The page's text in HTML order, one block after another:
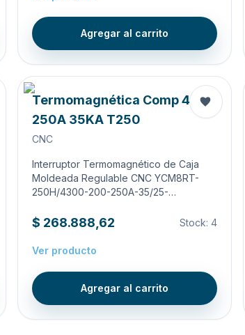
Agregar al carrito
Termomagnética Comp 4X
250A 35KA T250
CNC
Interruptor Termomagnético de Caja
Moldeada Regulable CNC YCM8RT-
250H/4300-200-250A-35/25-…
$ 268.888,62 Stock: 4
Ver producto
Agregar al carrito